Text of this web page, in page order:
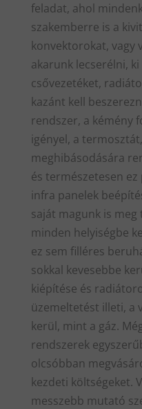
feladat, ahol
szakemberre is a
konvektorokat, vagy
akarunk lecserélni,
csővezetéket,
kazánt kell
rendszer, a kémény
igényel, a
meghibásodására
és természetesen
infra panelek
saját magunk is meg
minden helyiségbe
ez sem filléres
sokkal kevesebbe
kiépítése és
üzemeltetést illeti, a
kerül, mint a gáz.
rendszerek
olcsóbban
kezdeti költségeket.
messzebb mutató